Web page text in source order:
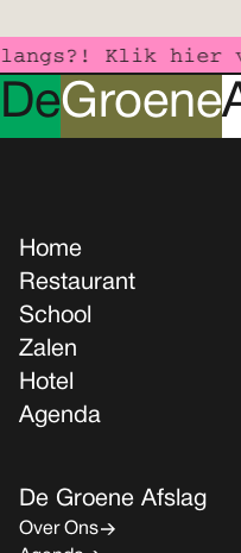
Klik hier
DeGroene
Home
Restaurant
School
Zalen
Hotel
Agenda
De Groene Afslag
Over Ons